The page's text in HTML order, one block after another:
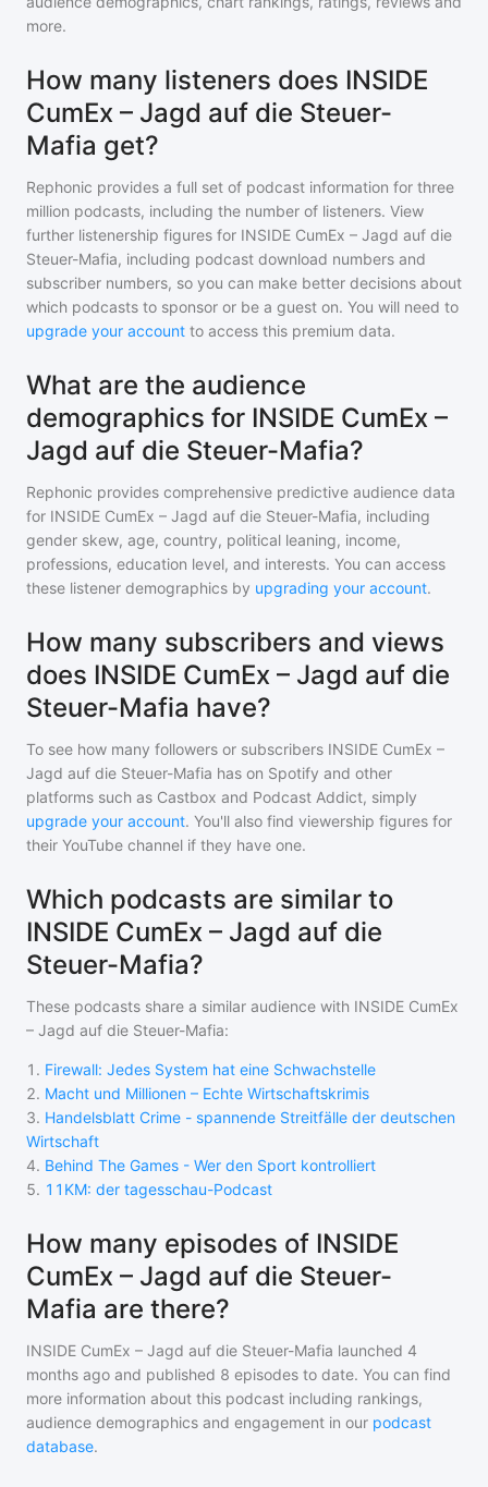
more.
How many listeners does INSIDE
CumEx – Jagd auf die Steuer-
Mafia get?
Rephonic provides a full set of podcast information for three
million podcasts, including the number of listeners. View
further listenership figures for INSIDE CumEx – Jagd auf die
Steuer-Mafia, including podcast download numbers and
subscriber numbers, so you can make better decisions about
which podcasts to sponsor or be a guest on. You will need to
upgrade your account to access this premium data.
What are the audience
demographics for INSIDE CumEx –
Jagd auf die Steuer-Mafia?
Rephonic provides comprehensive predictive audience data
for INSIDE CumEx – Jagd auf die Steuer-Mafia, including
gender skew, age, country, political leaning, income,
professions, education level, and interests. You can access
these listener demographics by upgrading your account.
How many subscribers and views
does INSIDE CumEx – Jagd auf die
Steuer-Mafia have?
To see how many followers or subscribers INSIDE CumEx –
Jagd auf die Steuer-Mafia has on Spotify and other
platforms such as Castbox and Podcast Addict, simply
upgrade your account. You'll also find viewership figures for
their YouTube channel if they have one.
Which podcasts are similar to
INSIDE CumEx – Jagd auf die
Steuer-Mafia?
These podcasts share a similar audience with INSIDE CumEx
– Jagd auf die Steuer-Mafia:
1 . Firewall: Jedes System hat eine Schwachstelle
2. Macht und Millionen – Echte Wirtschaftskrimis
3. Handelsblatt Crime - spannende Streitfälle der deutschen
Wirtschaft
4. Behind The Games - Wer den Sport kontrolliert
5. 11KM: der tagesschau-Podcast
How many episodes of INSIDE
CumEx – Jagd auf die Steuer-
Mafia are there?
INSIDE CumEx – Jagd auf die Steuer-Mafia launched 4
months ago and published 8 episodes to date. You can find
more information about this podcast including rankings,
audience demographics and engagement in our podcast
database.